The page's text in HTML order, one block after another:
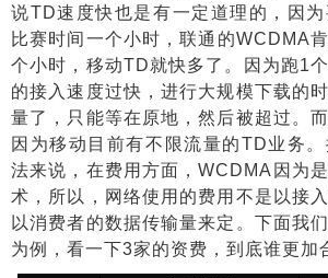
说TD速度快也是有一定道理的，因
比赛时间一个小时，联通的WCDMA
个小时，移动TD就快多了。因为跑1
的接入速度过快，进行大规模下载的
量了，只能等在原地，然后被超过。
因为移动目前有不限流量的TD业务
法来说，在费用方面，WCDMA 因为
术，所以，网络使用的费用不是以接
以消费者的数据传输量来定。下面我
为例，看一下3家的资费，到底谁更加